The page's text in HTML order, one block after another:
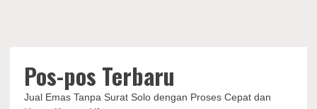
Pos-pos Terbaru
Jual Emas Tanpa Surat Solo dengan Proses Cepat dan